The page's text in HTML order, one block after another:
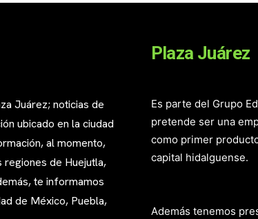
Juárez; noticias de
ubicado en la ciudad
al momento,
de Huejutla,
te informamos
de México, Puebla,
Plaza Juárez
Es parte del Grupo
pretende ser una
como primer
capital hidalguense.
Además tenemos